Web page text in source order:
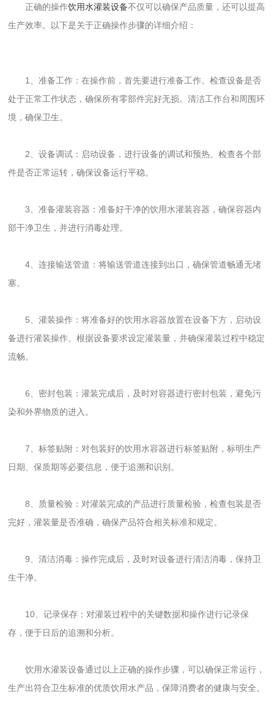
正确的操作饮用水灌装设备不仅可以确保产品质量，还可以提高
生产效率。以下是关于正确操作步骤的详细介绍：
1、准备工作：在操作前，首先要进行准备工作。检查设备是否
处于正常工作状态，确保所有零部件完好无损。清洁工作台和周围环
境，确保卫生。
2、设备调试：启动设备，进行设备的调试和预热。检查各个部
件是否正常运转，确保设备运行平稳。
3、准备灌装容器：准备好干净的饮用水灌装容器，确保容器内
部干净卫生，并进行消毒处理。
4、连接输送管道：将输送管道连接到出口，确保管道畅通无堵
塞。
5、灌装操作：将准备好的饮用水容器放置在设备下方，启动设
备进行灌装操作。根据设备要求设定灌装量，并确保灌装过程中稳定
流畅。
6、密封包装：灌装完成后，及时对容器进行密封包装，避免污
染和外界物质的进入。
7、标签贴附：对包装好的饮用水容器进行标签贴附，标明生产
日期、保质期等必要信息，便于追溯和识别。
8、质量检验：对灌装完成的产品进行质量检验，检查包装是否
完好，灌装量是否准确，确保产品符合相关标准和规定。
9、清洁消毒：操作完成后，及时对设备进行清洁消毒，保持卫
生干净。
10、记录保存：对灌装过程中的关键数据和操作进行记录保
存，便于日后的追溯和分析。
饮用水灌装设备通过以上正确的操作步骤，可以确保正常运行，
生产出符合卫生标准的优质饮用水产品，保障消费者的健康与安全。